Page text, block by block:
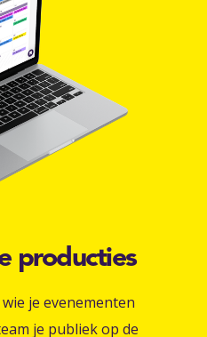
producties
je evenementen
je publiek op de